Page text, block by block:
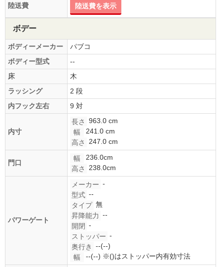
陸送費 陸送費を表示
ボデー
ボディーメーカー
パブコ
ボディー型式
--
床
木
ラッシング
2 段
内フック左右
9 対
内寸
長さ
963.0 cm
幅
241.0 cm
高さ
247.0 cm
門口
幅
236.0cm
高さ
238.0cm
パワーゲート
メーカー -
型式 --
タイプ 無
昇降能力 --
開閉 -
ストッパー -
奥行き
--(--)
幅
--(--) ※()はストッパー内有効寸法